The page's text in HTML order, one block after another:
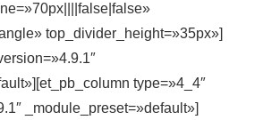
top_divider_height=»35px»]
type=»4_4″
_module_preset=»default»]